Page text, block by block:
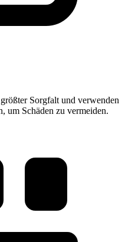
Sorgfalt und verwenden
um Schäden zu vermeiden.